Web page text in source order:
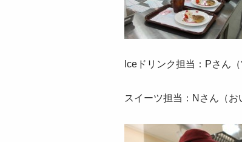
Iceドリンク担当：Pさん（
スイーツ担当：Nさん（